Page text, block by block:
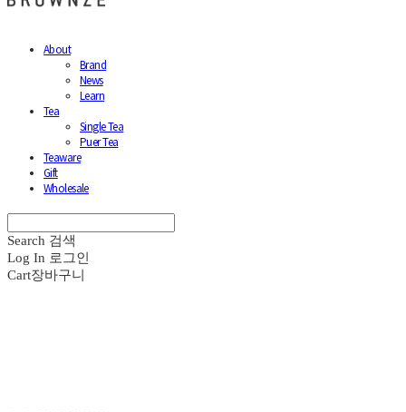
About
Brand
News
Learn
Tea
Single Tea
Puer Tea
Teaware
Gift
Wholesale
Search 검색
Log In 로그인
Cart장바구니